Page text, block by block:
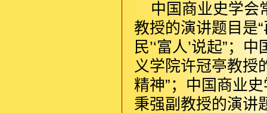
中国商业史学会
教授的演讲题目是
民’‘富人’说起”；
义学院许冠亭教授
精神”；中国商业
秉强副教授的演讲